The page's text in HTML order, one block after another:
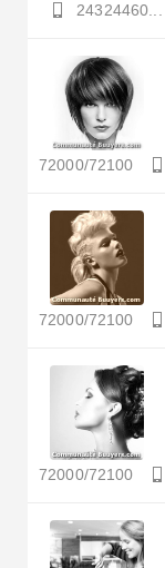
24324460...
72000/72100
72000/72100
72000/72100